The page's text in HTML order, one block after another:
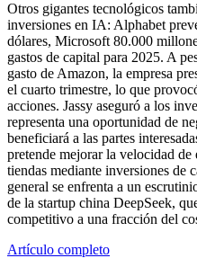
Otros gigantes tecnológicos
inversiones en IA: Alphabet
dólares, Microsoft 80.000
gastos de capital para 2025. A
gasto de Amazon, la empresa
el cuarto trimestre, lo que
acciones. Jassy aseguró a los
representa una oportunidad de
beneficiará a las partes
pretende mejorar la velocidad
tiendas mediante inversiones de
general se enfrenta a un
de la startup china DeepSeek,
competitivo a una fracción del
Artículo completo